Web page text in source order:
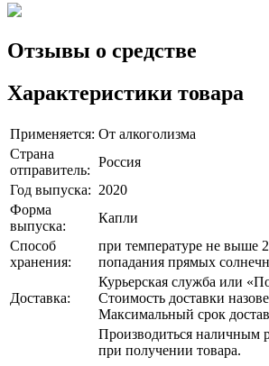
Отзывы о средстве
Характеристики товара
Применяется: От алкоголизма
Страна
отправитель:
Россия
Год выпуска: 2020
Форма
выпуска:
Капли
Способ
хранения:
при температуре не выше
попадания прямых
Доставка:
Курьерская служба или
Стоимость доставки
Максимальный срок
Производиться наличным
при получении товара.